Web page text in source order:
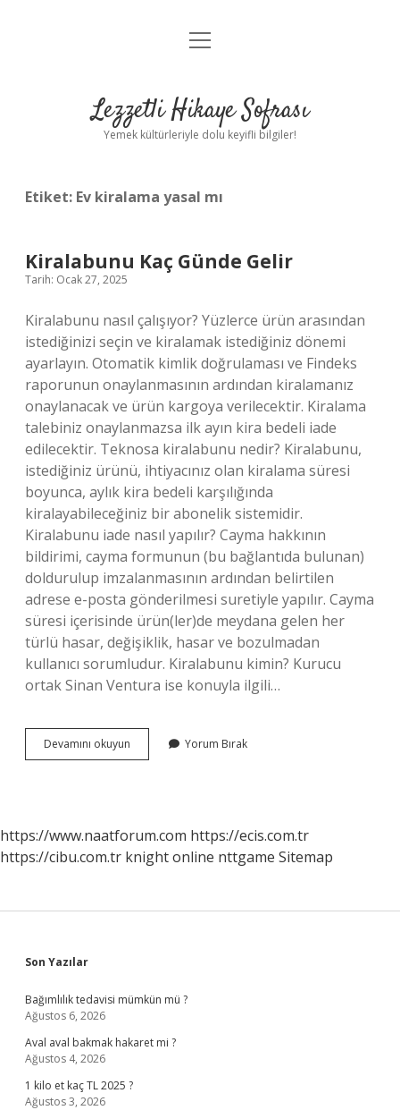
Anasayfa
Yasal Uyarı
menüyü
Lezzetli Hikaye Sofrası
Yemek kültürleriyle dolu keyifli bilgiler!
Etiket: Ev kiralama yasal mı
Kiralabunu Kaç Günde Gelir
Tarih: Ocak 27, 2025
Kiralabunu nasıl çalışıyor? Yüzlerce ürün arasından
istediğinizi seçin ve kiralamak istediğiniz dönemi
ayarlayın. Otomatik kimlik doğrulaması ve Findeks
raporunun onaylanmasının ardından kiralamanız
onaylanacak ve ürün kargoya verilecektir. Kiralama
talebiniz onaylanmazsa ilk ayın kira bedeli iade
edilecektir. Teknosa kiralabunu nedir? Kiralabunu,
istediğiniz ürünü, ihtiyacınız olan kiralama süresi
boyunca, aylık kira bedeli karşılığında
kiralayabileceğiniz bir abonelik sistemidir.
Kiralabunu iade nasıl yapılır? Cayma hakkının
bildirimi, cayma formunun (bu bağlantıda bulunan)
doldurulup imzalanmasının ardından belirtilen
adrese e-posta gönderilmesi suretiyle yapılır. Cayma
süresi içerisinde ürün(ler)de meydana gelen her
türlü hasar, değişiklik, hasar ve bozulmadan
kullanıcı sorumludur. Kiralabunu kimin? Kurucu
ortak Sinan Ventura ise konuyla ilgili…
Devamını okuyun Kiralabunu
Kaç
Yorum Bırak
https://www.naatforum.com https://ecis.com.tr
https://cibu.com.tr knight online nttgame Sitemap
Sidebar
Son Yazılar
Bağımlılık tedavisi mümkün mü ?
Ağustos 6, 2026
Aval aval bakmak hakaret mi ?
Ağustos 4, 2026
1 kilo et kaç TL 2025 ?
Ağustos 3, 2026